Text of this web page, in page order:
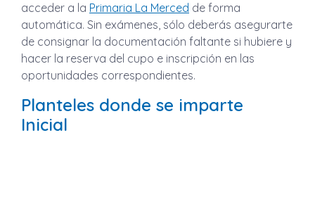
acceder a la Primaria La Merced de forma
automática. Sin exámenes, sólo deberás asegurarte
de consignar la documentación faltante si hubiere y
hacer la reserva del cupo e inscripción en las
oportunidades correspondientes.
Planteles donde se imparte
Inicial